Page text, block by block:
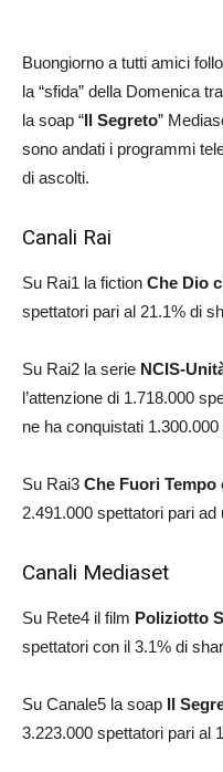
Buongiorno a tutti amici
la “sfida” della Domenica
la soap “Il Segreto”
sono andati i programmi
di ascolti.
Canali Rai
Su Rai1 la fiction Che Dio
spettatori pari al 21.1% di
Su Rai2 la serie NCIS-
l’attenzione di 1.718.000
ne ha conquistati 1.300.000
Su Rai3 Che Fuori Tempo
2.491.000 spettatori pari ad
Canali Mediaset
Su Rete4 il film Poliziotto
spettatori con il 3.1% di
Su Canale5 la soap Il
3.223.000 spettatori pari al